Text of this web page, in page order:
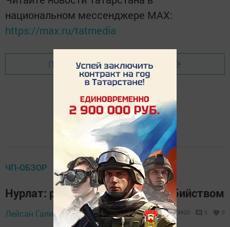
национальном мессенджере MАХ:
https://max.ru/tatmedia
Перейти на страницу новости
ЧП-ОБЗОР
Нурлат: раскрыт факт угрозы убийством
Лейсан Галиева, 17 сентября 2019 -
11:21
3620 0 0